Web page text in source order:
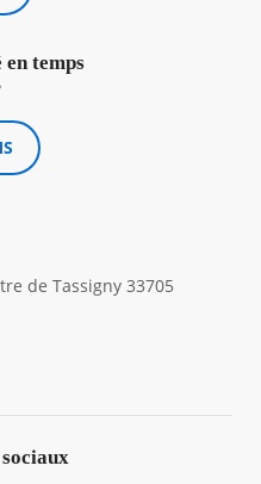
temps
de Tassigny 33705